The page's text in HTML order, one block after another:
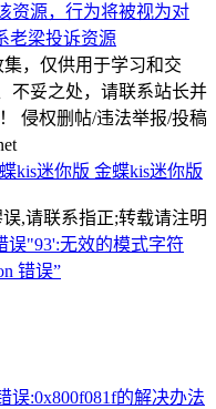
资源，行为将被视为对
老梁投诉资源
，仅供用于学习和交
不妥之处，请联系站长并
侵权删帖/违法举报/投稿
kis迷你版 金蝶kis迷你版
,请联系指正;转载请注明
误"93':无效的模式字符
错误”
误:0x800f081f的解决办法